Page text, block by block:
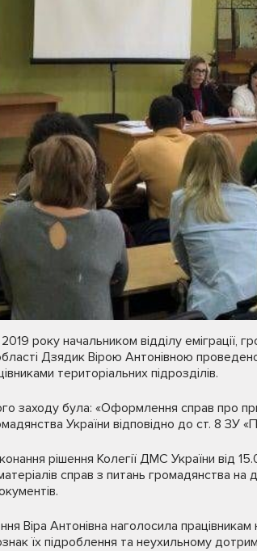
року начальником відділу еміграції,
Дзядик Вірою Антонівною
територіальних підрозділів.
заходу була: «Оформлення справ про
України відповідно до ст. 8 ЗУ
рішення Колегії ДМС України від
справ з питань громадянства
Віра Антонівна наголосила
їх підроблення та неухильному